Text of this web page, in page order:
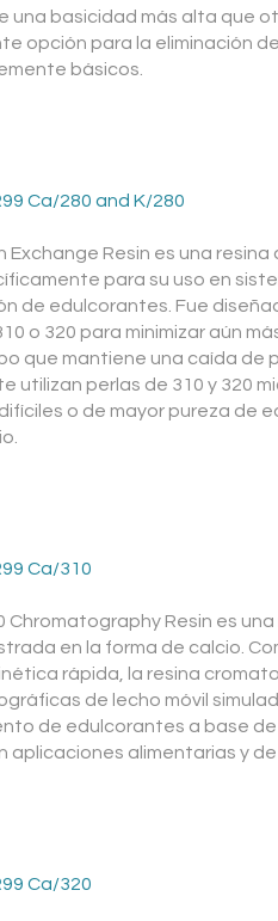
una basicidad más alta que
opción para la eliminación
básicos.
Ca/280 and K/280
Exchange Resin es una
para su uso en
de edulcorantes. Fue
o 320 para minimizar aún
que mantiene una caída de
utilizan perlas de 310 y 320
o de mayor pureza de
Ca/310
Chromatography Resin es
en la forma de calcio.
rápida, la resina
de lecho móvil
de edulcorantes a base
aplicaciones alimentarias y de
Ca/320